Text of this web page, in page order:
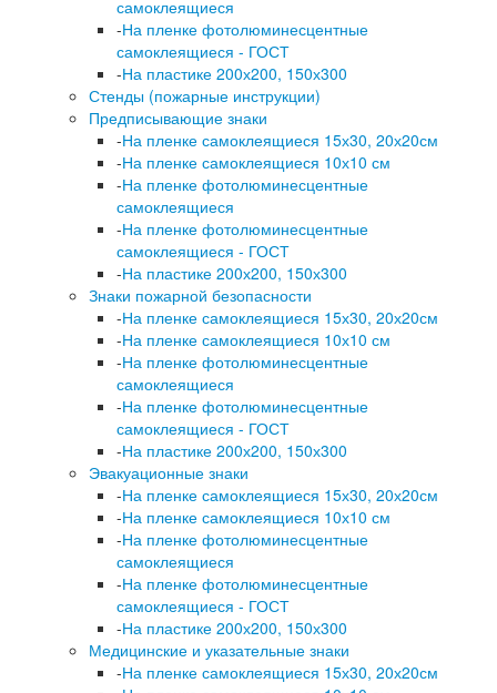
самоклеящиеся
-На пленке фотолюминесцентные
самоклеящиеся - ГОСТ
-На пластике 200х200, 150х300
Стенды (пожарные инструкции)
Предписывающие знаки
-На пленке самоклеящиеся 15х30, 20х20см
-На пленке самоклеящиеся 10х10 см
-На пленке фотолюминесцентные
самоклеящиеся
-На пленке фотолюминесцентные
самоклеящиеся - ГОСТ
-На пластике 200х200, 150х300
Знаки пожарной безопасности
-На пленке самоклеящиеся 15х30, 20х20см
-На пленке самоклеящиеся 10х10 см
-На пленке фотолюминесцентные
самоклеящиеся
-На пленке фотолюминесцентные
самоклеящиеся - ГОСТ
-На пластике 200х200, 150х300
Эвакуационные знаки
-На пленке самоклеящиеся 15х30, 20х20см
-На пленке самоклеящиеся 10х10 см
-На пленке фотолюминесцентные
самоклеящиеся
-На пленке фотолюминесцентные
самоклеящиеся - ГОСТ
-На пластике 200х200, 150х300
Медицинские и указательные знаки
-На пленке самоклеящиеся 15х30, 20х20см